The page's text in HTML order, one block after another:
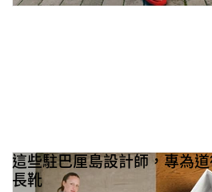
這些駐巴厘島設計師，專為
長靴